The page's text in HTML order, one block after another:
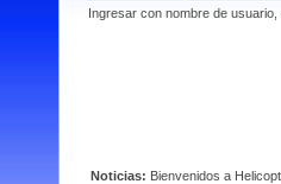
Ingresar con nombre de
Noticias: Bienvenidos a